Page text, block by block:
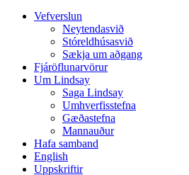
Vefverslun
Neytendasvið
Stóreldhúsasvið
Sækja um aðgang
Fjáröflunarvörur
Um Lindsay
Saga Lindsay
Umhverfisstefna
Gæðastefna
Mannauður
Hafa samband
English
Uppskriftir